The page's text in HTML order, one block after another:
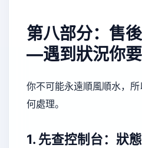
第八部分：售
—遇到狀況你
你不可能永遠順風順水，
何處理。
1. 先查控制台：狀